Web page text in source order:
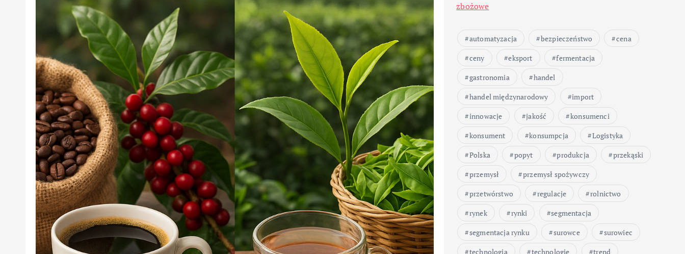
zbożowe
automatyzacja bezpieczeństwo
cena
ceny
eksport
fermentacja
gastronomia
handel
handel międzynarodowy
import
innowacje
jakość
konsumenci
konsument
konsumpcja
Logistyka
Polska
popyt produkcja
przekąski
przemysł
przemysł spożywczy
przetwórstwo
regulacje
rolnictwo
rynek
rynki
segmentacja
segmentacja rynku
surowce
surowiec
technologia
technologie
trend